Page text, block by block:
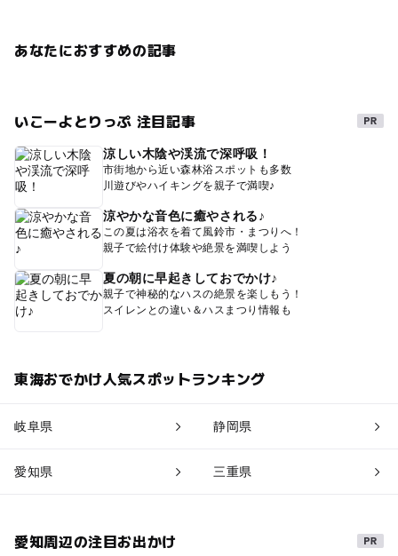
あなたにおすすめの記事
いこーよとりっぷ 注目記事
涼しい木陰や渓流で深呼吸！
市街地から近い森林浴スポットも多数
川遊びやハイキングを親子で満喫♪
涼やかな音色に癒やされる♪
この夏は浴衣を着て風鈴市・まつりへ！
親子で絵付け体験や絶景を満喫しよう
夏の朝に早起きしておでかけ♪
親子で神秘的なハスの絶景を楽しもう！
スイレンとの違い＆ハスまつり情報も
東海おでかけ人気スポットランキング
岐阜県 静岡県
愛知県 三重県
愛知周辺の注目お出かけ